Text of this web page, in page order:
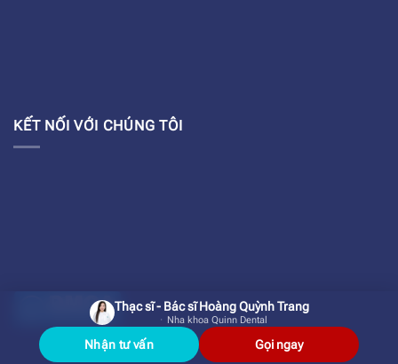
KẾT NỐI VỚI CHÚNG TÔI
Thạc sĩ - Bác sĩ Hoàng Quỳnh Trang
Nha khoa Quinn Dental
Nhận tư vấn Gọi ngay